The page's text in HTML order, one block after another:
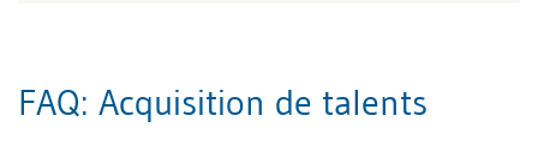
FAQ: Acquisition de talents